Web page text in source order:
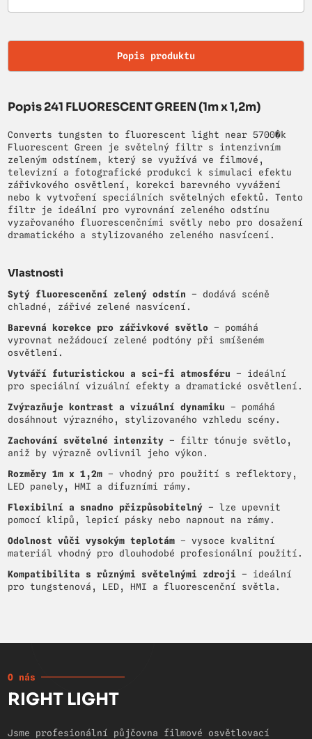
Popis produktu
Popis 241 FLUORESCENT GREEN (1m x 1,2m)
Converts tungsten to fluorescent light near 5700�k
Fluorescent Green je světelný filtr s intenzivním
zeleným odstínem, který se využívá ve filmové,
televizní a fotografické produkci k simulaci efektu
zářivkového osvětlení, korekci barevného vyvážení
nebo k vytvoření speciálních světelných efektů. Tento
filtr je ideální pro vyrovnání zeleného odstínu
vyzařovaného fluorescenčními světly nebo pro dosažení
dramatického a stylizovaného zeleného nasvícení.
Vlastnosti
Sytý fluorescenční zelený odstín – dodává scéně
chladné, zářivé zelené nasvícení.
Barevná korekce pro zářivkové světlo – pomáhá
vyrovnat nežádoucí zelené podtóny při smíšeném
osvětlení.
Vytváří futuristickou a sci-fi atmosféru – ideální
pro speciální vizuální efekty a dramatické osvětlení.
Zvýrazňuje kontrast a vizuální dynamiku – pomáhá
dosáhnout výrazného, stylizovaného vzhledu scény.
Zachování světelné intenzity – filtr tónuje světlo,
aniž by výrazně ovlivnil jeho výkon.
Rozměry 1m x 1,2m – vhodný pro použití s reflektory,
LED panely, HMI a difuzními rámy.
Flexibilní a snadno přizpůsobitelný – lze upevnit
pomocí klipů, lepicí pásky nebo napnout na rámy.
Odolnost vůči vysokým teplotám – vysoce kvalitní
materiál vhodný pro dlouhodobé profesionální použití.
Kompatibilita s různými světelnými zdroji – ideální
pro tungstenová, LED, HMI a fluorescenční světla.
O nás
RIGHT LIGHT
Jsme profesionální půjčovna filmové osvětlovací